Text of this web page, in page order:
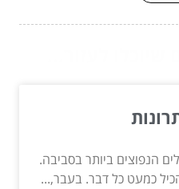
הנפוצים ביותר בסביבה.
כמעט כל דבר. בעבר,...